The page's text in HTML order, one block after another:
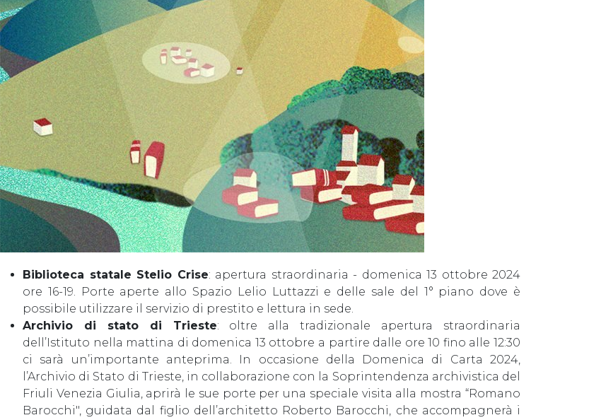
Biblioteca statale Stelio Crise: apertura straordinaria - domenica 13 ottobre 2024
ore 16-19. Porte aperte allo Spazio Lelio Luttazzi e delle sale del 1° piano dove è
possibile utilizzare il servizio di prestito e lettura in sede.
Archivio di stato di Trieste: oltre alla tradizionale apertura straordinaria
dell’Istituto nella mattina di domenica 13 ottobre a partire dalle ore 10 fino alle 12:30
ci sarà un’importante anteprima. In occasione della Domenica di Carta 2024,
l’Archivio di Stato di Trieste, in collaborazione con la Soprintendenza archivistica del
Friuli Venezia Giulia, aprirà le sue porte per una speciale visita alla mostra “Romano
Barocchi", guidata dal figlio dell’architetto Roberto Barocchi, che accompagnerà i